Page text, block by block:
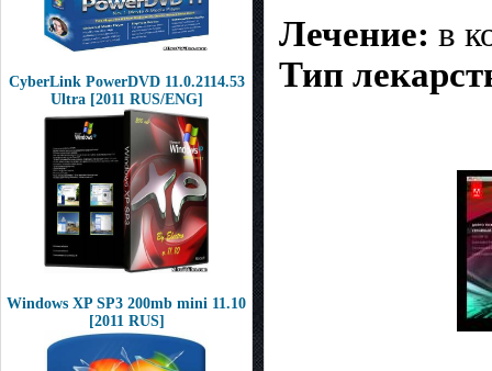
CyberLink PowerDVD 11.0.2114.53
Ultra [2011 RUS/ENG]
Windows XP SP3 200mb mini 11.10
[2011 RUS]
Лечение: в
Тип